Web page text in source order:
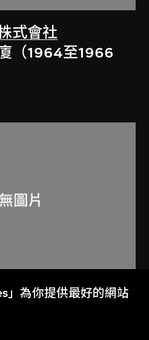
式會社
（1964至1966
式會社
（1964至1966
」為你提供最好的網站